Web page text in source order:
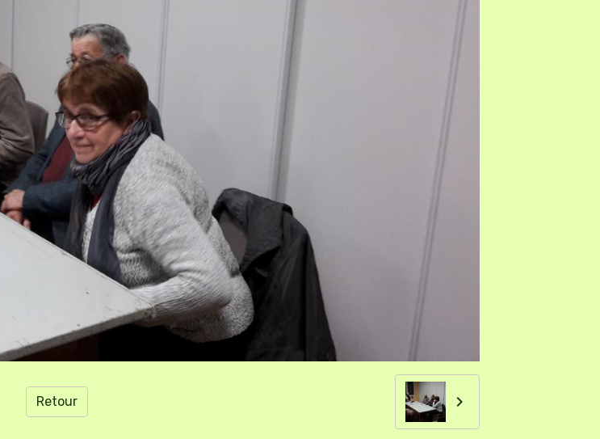
Retour